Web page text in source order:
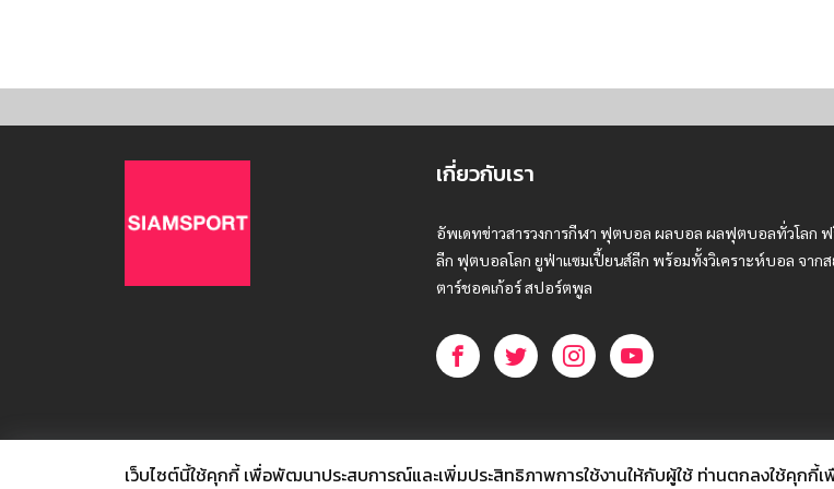
เกี่ยวกับเรา
อัพเดทข่าวสารวงการกีฬา ฟุตบอล ผลบอล ผลฟุตบอลทั่วโลก ฟ
ลีก ฟุตบอลโลก ยูฟ่าแซมเปี้ยนส์ลีก พร้อมทั้งวิเคราะห์บอล จาก
ตาร์ชอคเก้อร์ สปอร์ตพูล
เว็บไซต์นี้ใช้คุกกี้เพื่อพัฒนาประสบการณ์และเพิ่มประสิทธิภาพการใช้งานให้กับผู้ใช้ ท่านตกลงใช้คุกกี้เ